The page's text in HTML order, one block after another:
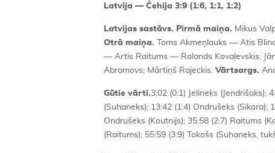
Latvija — Čehija 3:9 (1:6, 1:1, 1:2)
Latvijas sastāvs. Pirmā maiņa. Mikus
Otrā maiņa.
Toms Akmeņlauks — Atis
— Artis Raitums — Rolands Kovaļevskis;
Abramovs; Mārtiņš Rajeckis. Vārtsargs.
Gūtie vārti.3:02 (0:1) Jelineks (Jendrišaks);
(Suhaneks); 13:42 (1:4) Ondrušeks (Sikora);
Ondrušeks (Koutnijs); 35:58 (2:7) Raitums
(Raitums); 55:59 (3:9) Tokošs (Suhaneks,